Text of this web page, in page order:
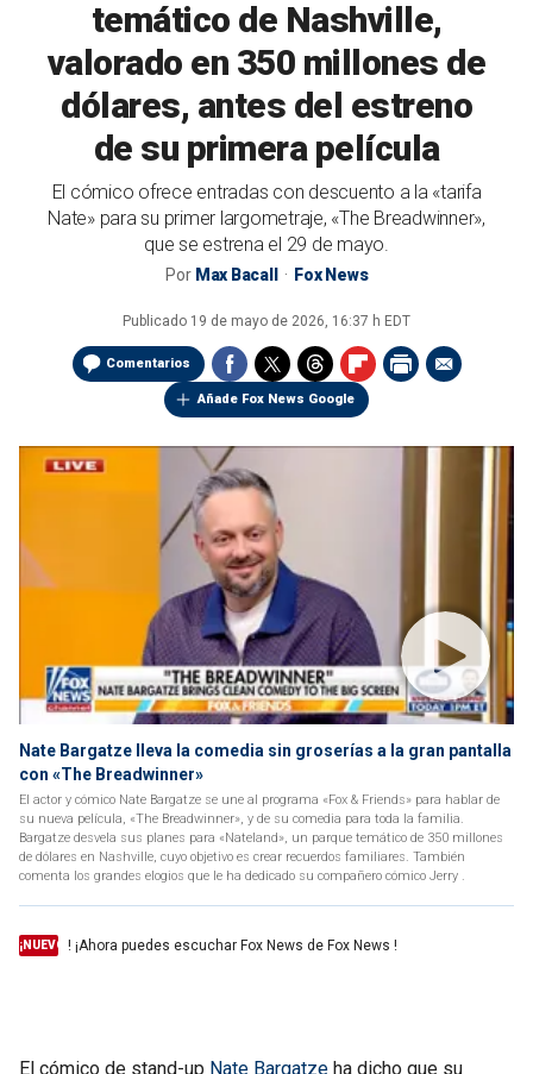
temático de Nashville,
valorado en 350 millones de
dólares, antes del estreno
de su primera película
El cómico ofrece entradas con descuento a la «tarifa
Nate» para su primer largometraje, «The Breadwinner»,
que se estrena el 29 de mayo.
Por Max Bacall Fox News
Publicado 19 de mayo de 2026, 16:37 h EDT
Comentarios
Añade Fox News Google
Nate Bargatze lleva la comedia sin groserías a la gran pantalla
con «The Breadwinner»
El actor y cómico Nate Bargatze se une al programa «Fox & Friends» para hablar de
su nueva película, «The Breadwinner», y de su comedia para toda la familia.
Bargatze desvela sus planes para «Nateland», un parque temático de 350 millones
de dólares en Nashville, cuyo objetivo es crear recuerdos familiares. También
comenta los grandes elogios que le ha dedicado su compañero cómico Jerry .
¡NUEVO ! ¡Ahora puedes escuchar Fox News de Fox News !
El cómico de stand-up Nate Bargatze ha dicho que su